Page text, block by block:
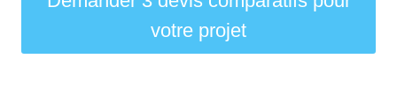
votre projet